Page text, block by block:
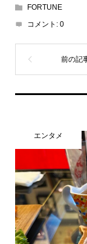
FORTUNE
コメント: 0
エンタメ